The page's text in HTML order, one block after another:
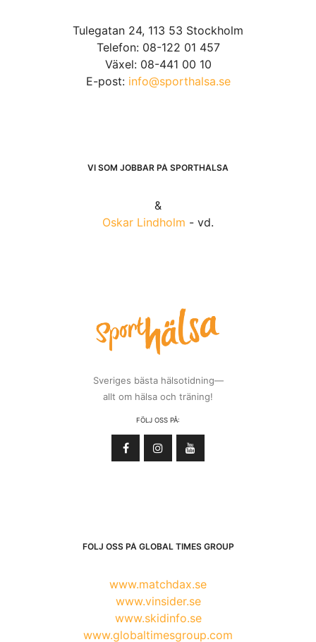
Tulegatan 24, 113 53 Stockholm
Telefon: 08-122 01 457
Växel: 08-441 00 10
E-post: info@sporthalsa.se
VI SOM JOBBAR PÅ SPORTHÄLSA
&
Oskar Lindholm - vd.
Sveriges bästa hälsotidning—
allt om hälsa och träning!
FÖLJ OSS PÅ:
FÖLJ OSS PÅ GLOBAL TIMES GROUP
www.matchdax.se
www.vinsider.se
www.skidinfo.se
www.globaltimesgroup.com